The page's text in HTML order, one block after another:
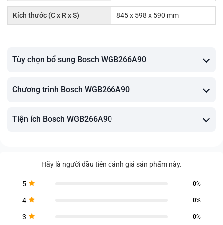
Kích thước (C x R x S) 845 x 598 x 590 mm
Tùy chọn bổ sung Bosch WGB266A90
Chương trình Bosch WGB266A90
Tiện ích Bosch WGB266A90
Hãy là người đầu tiên đánh giá sản phẩm này.
5 0%
4 0%
3 0%